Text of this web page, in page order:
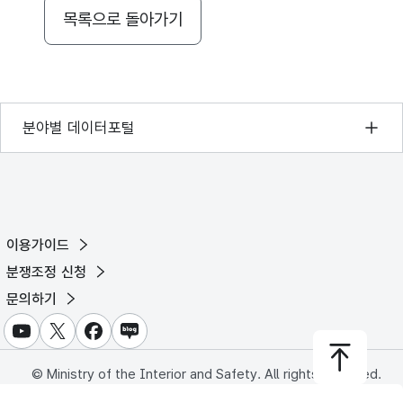
목록으로 돌아가기
분야별 데이터포털
기상자료개방포털
국토교통부 공간정보오픈플랫폼
농림축산식품 공공데이터포털
보건의료빅데이터개방시스템
식품의약품안전처 데이터포털
이용가이드
분쟁조정 신청
문의하기
유튜브X 페이스북
블로그
© Ministry of the Interior and Safety. All rights reserved.